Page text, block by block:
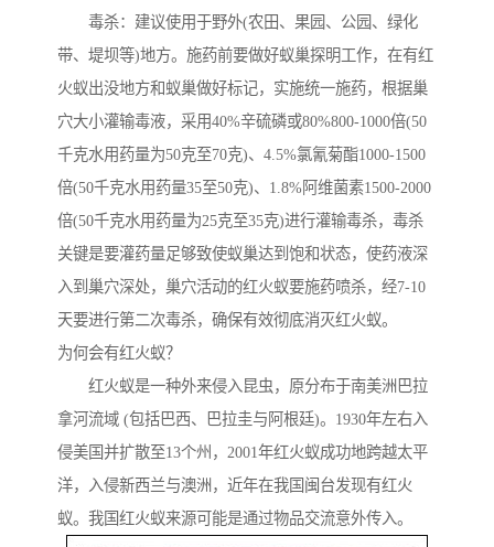
毒杀：建议使用于野外(农田、果园、公园、绿化
带、堤坝等)地方。施药前要做好蚁巢探明工作，在有红
火蚁出没地方和蚁巢做好标记，实施统一施药，根据巢
穴大小灌输毒液，采用40%辛硫磷或80%800-1000倍(50
千克水用药量为50克至70克)、4.5%氯氰菊酯1000-1500
倍(50千克水用药量35至50克)、1.8%阿维菌素1500-2000
倍(50千克水用药量为25克至35克)进行灌输毒杀，毒杀
关键是要灌药量足够致使蚁巢达到饱和状态，使药液深
入到巢穴深处，巢穴活动的红火蚁要施药喷杀，经7-10
天要进行第二次毒杀，确保有效彻底消灭红火蚁。
为何会有红火蚁？
红火蚁是一种外来侵入昆虫，原分布于南美洲巴拉
拿河流域 (包括巴西、巴拉圭与阿根廷)。1930年左右入
侵美国并扩散至13个州，2001年红火蚁成功地跨越太平
洋，入侵新西兰与澳洲，近年在我国闽台发现有红火
蚁。我国红火蚁来源可能是通过物品交流意外传入。